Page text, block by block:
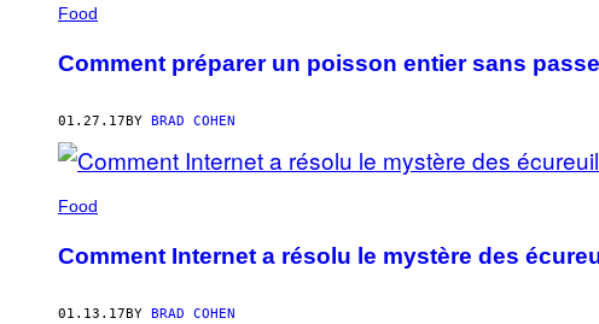
AUTHOR
Food
Comment préparer un poisson entier sans
01.27.17 BY BRAD COHEN
Food
Comment Internet a résolu le mystère des
01.13.17 BY BRAD COHEN